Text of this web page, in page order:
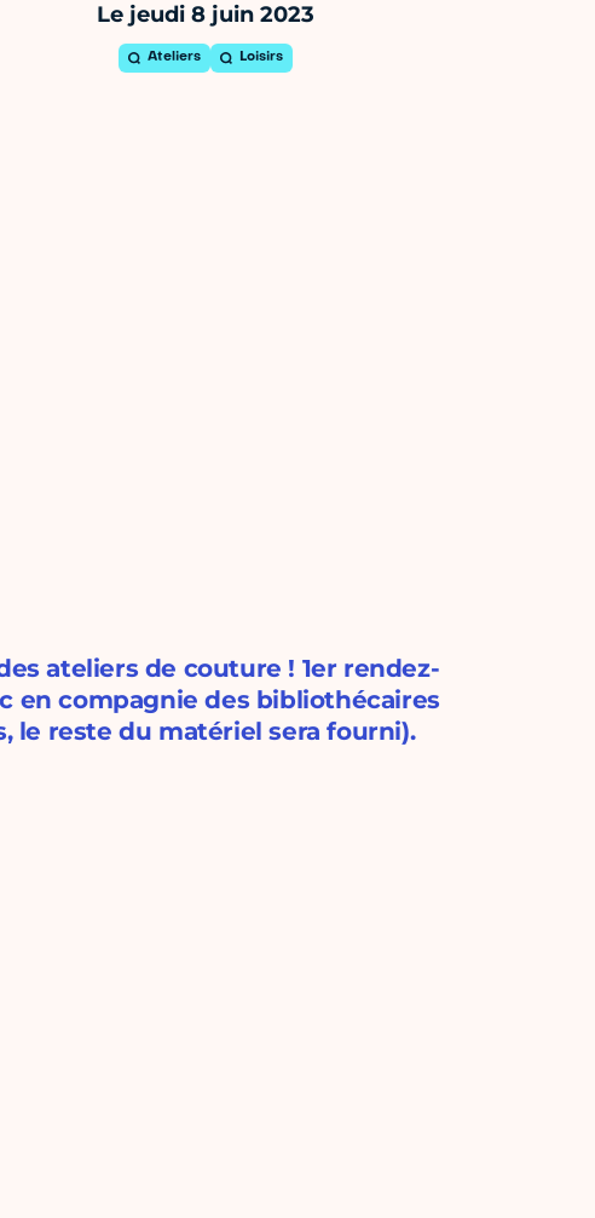
Le jeudi 8 juin 2023
Ateliers Loisirs
ateliers de couture ! 1er rendez-
en compagnie des bibliothécaires
le reste du matériel sera fourni).